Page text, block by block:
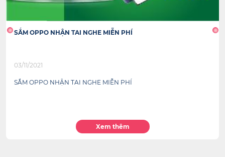
SẮM OPPO NHẬN TAI NGHE MIỄN PHÍ
03/11/2021
SẮM OPPO NHẬN TAI NGHE MIỄN PHÍ
Xem thêm